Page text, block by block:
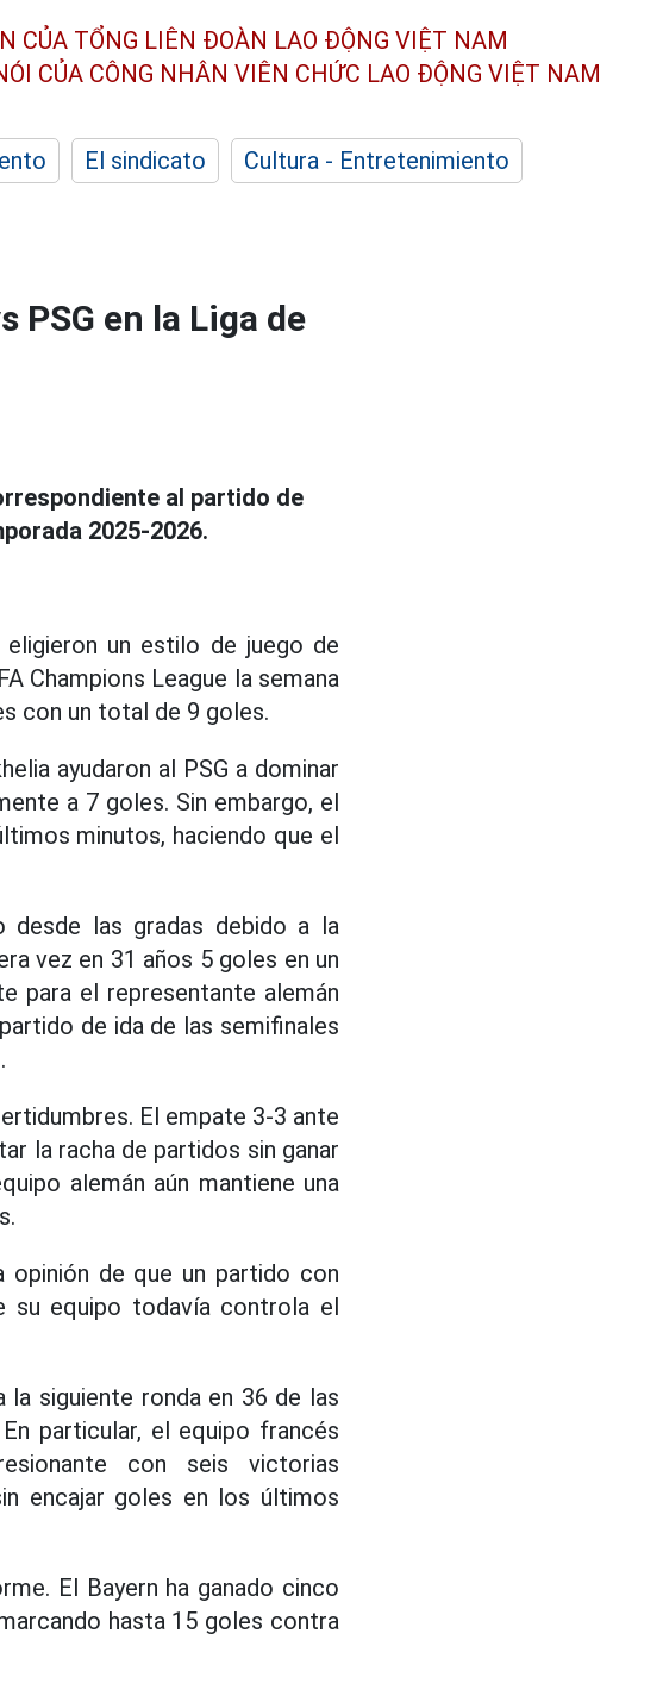
CỦA TỔNG LIÊN ĐOÀN LAO ĐỘNG VIỆT NAM
CỦA CÔNG NHÂN VIÊN CHỨC LAO ĐỘNG VIỆT NAM
El sindicato
Cultura - Entretenimiento
en la Liga de
al partido de
2025-2026.
un estilo de juego de
Champions League la semana
con un total de 9 goles.
ayudaron al PSG a dominar
a 7 goles. Sin embargo, el
minutos, haciendo que el
desde las gradas debido a la
vez en 31 años 5 goles en un
para el representante alemán
de ida de las semifinales
El empate 3-3 ante
la racha de partidos sin ganar
alemán aún mantiene una
opinión de que un partido con
su equipo todavía controla el
la siguiente ronda en 36 de las
particular, el equipo francés
con seis victorias
encajar goles en los últimos
El Bayern ha ganado cinco
hasta 15 goles contra